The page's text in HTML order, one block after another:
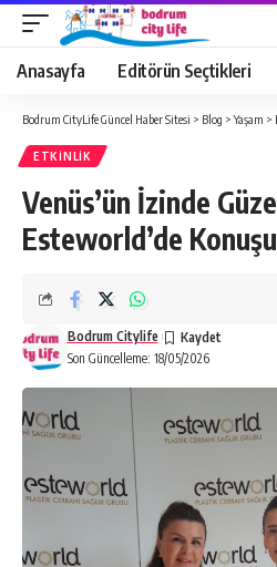
Anasayfa Editörün Seçtikleri
Bodrum CityLife Güncel Haber Sitesi > Blog >Yaşam >
ETKINLIK
Venüs’ün İzinde
Esteworld’de
Son Güncelleme: 18/05/2026
Bodrum Citylife